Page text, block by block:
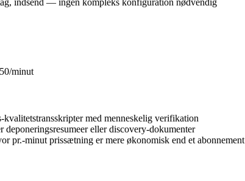
indsend — ingen kompleks konfiguration nødvendig
minut
med menneskelig verifikation
eller discovery-dokumenter
pr.-minut prissætning er mere økonomisk end et abonnement